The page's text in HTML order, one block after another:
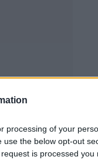
processing of your
the below opt-out
is processed you